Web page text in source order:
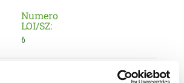
Numero
LOI/SZ:
6